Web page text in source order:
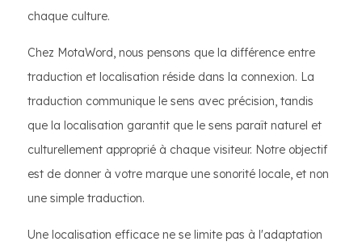
chaque culture.
Chez MotaWord, nous pensons que la différence entre
traduction et localisation réside dans la connexion. La
traduction communique le sens avec précision, tandis
que la localisation garantit que le sens paraît naturel et
culturellement approprié à chaque visiteur. Notre objectif
est de donner à votre marque une sonorité locale, et non
une simple traduction.
Une localisation efficace ne se limite pas à l'adaptation